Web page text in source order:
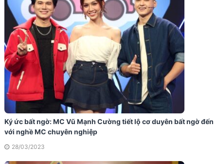
Ký ức bất ngờ: MC Vũ Mạnh Cường tiết lộ cơ duyên bất ngờ đến
với nghề MC chuyên nghiệp
28/03/2023